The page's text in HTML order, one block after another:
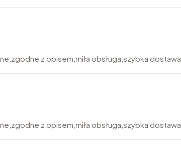
z opisem,miła obsługa,szybka dostawa
z opisem,miła obsługa,szybka dostawa